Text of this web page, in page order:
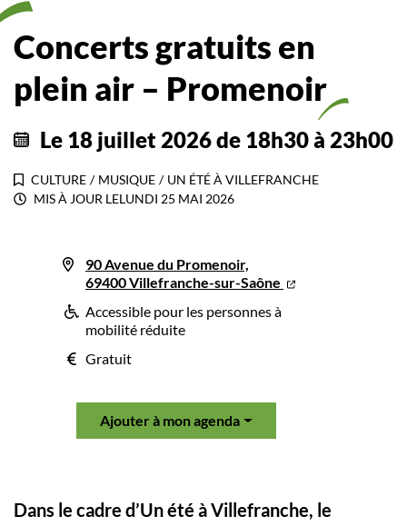
Concerts gratuits en
plein air – Promenoir
Le 18 juillet 2026de 18h30 à 23h00
CULTURE / MUSIQUE / UN ÉTÉ À VILLEFRANCHE
MIS À JOUR LELUNDI 25 MAI 2026
90 Avenue du Promenoir,
69400 Villefranche-sur-Saône
Accessible pour les personnes à
mobilité réduite
Gratuit
Ajouter à mon agenda
Dans le cadre d’Un été à Villefranche, le